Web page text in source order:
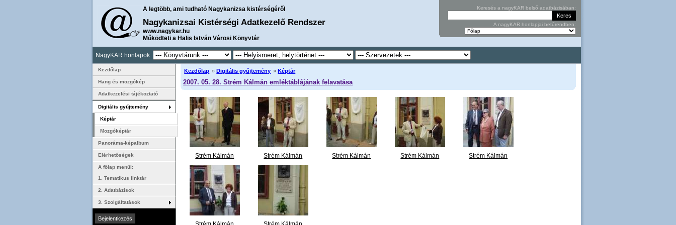
A legtöbb, ami tudható Nagykanizsa kistérségéről
Nagykanizsai Kistérségi Adatkezelő Rendszer
www.nagykar.hu
Működteti a Halis István Városi Könyvtár
Keresés a nagyKAR belső adatbázisában:
A nagyKAR honlapjai betűrendben:
NagyKAR honlapok:
Kezdőlap » Digitális gyűjtemény » Képtár
2007. 05. 28. Strém Kálmán emléktáblájának felavatása
Strém Kálmán
emléktábla 1.jpg
Strém Kálmán
emléktáblájának
felavatása 2007.
május...
Strém Kálmán
emléktábla 2.jpg
Strém Kálmán
emléktáblájának
felavatása 2007.
május
Strém Kálmán
Strém Kálmán
Strém Kálmán
Kezdőlap
Hang és mozgókép
Adatkezelési tájékoztató
Digitális gyűjtemény
Képtár
Mozgóképtár
Panoráma-képalbum
Elérhetőségek
A főlap menüi:
1. Tematikus linktár
2. Adatbázisok
3. Szolgáltatások